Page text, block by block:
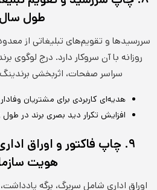
طول سال
سررسیدها و تقویم‌های تبلیغاتی از
روزانه با آن سروکار دارد. درج لوگوی
سراسر صفحات، اثربخشی برندینگ
هدیه‌ای کاربردی برای مشتریان
افزایش تکرار دید بصری برند در طول
۹. چاپ فاکتور و اوراق
هویت
اوراق اداری شامل سربرگ، برگه